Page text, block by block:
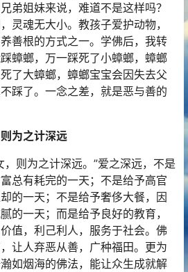
弟姐妹来说，难道不是这样吗？
灵魂无大小。教孩子爱护动物，
善根的方式之一。学佛后，我转
蟑螂，万一踩死了小蟑螂，蟑螂
了大蟑螂，蟑螂宝宝会因失去父
踩了。一念之差，就是恶与善的
为之计深远
则为之计深远。”爱之深远，不是
总有耗完的一天；不是给予高官
的一天；不是给予奢侈大餐，因
的一天；而是给予良好的教育，
值，利己利人，服务于社会。佛
让人弃恶从善，广种福田。更为
如烟海的佛法，能让众生成就解